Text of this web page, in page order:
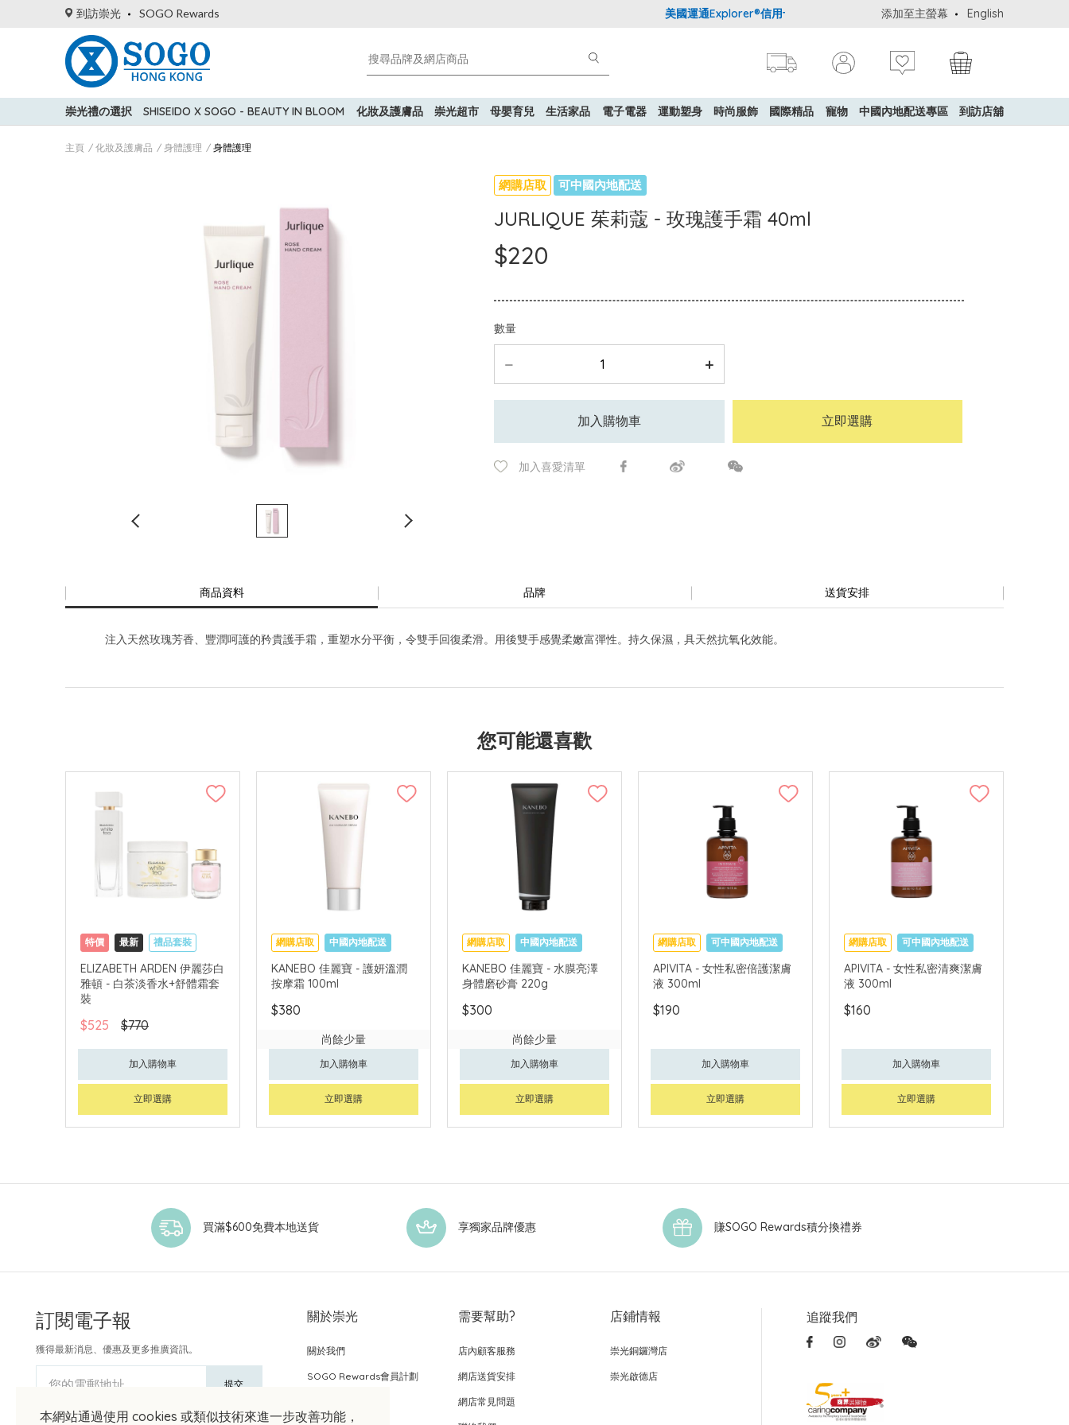
到訪崇光 SOGO Rewards 美國運通Explorer®信用卡會員購物禮遇：高達5%簽賬回贈！ 購買一般貨品(冷凍
添加至主螢幕 English
崇光禮の選択 SHISEIDO X SOGO - BEAUTY IN BLOOM 化妝及護膚品 崇光超市 母嬰育兒 生活家品 電子電器 運動塑身 時尚服飾 國際精品 寵物 中國內地配送專區 到訪店舖
主頁 化妝及護膚品 身體護理 身體護理
網購店取 可中國內地配送
JURLIQUE 茱莉蔻 - 玫瑰護手霜 40ml
$220
數量
加入購物車 立即選購
加入喜愛清單
商品資料 品牌 送貨安排
注入天然玫瑰芳香、豐潤呵護的矜貴護手霜，重塑水分平衡，令雙手回復柔滑。用後雙手感覺柔嫩富彈性。持久保濕，具天然抗氧化效能。
您可能還喜歡
特價 最新
禮品套裝
網購店取
可中國內地配送
ELIZABETH ARDEN 伊麗莎白
雅頓 - 白茶淡香水+舒體霜套
裝
$525 $770
加入購物車
立即選購
網購店取 中國內地配送
KANEBO 佳麗寶 - 護妍溫潤
按摩霜 100ml
$380
尚餘少量
加入購物車
立即選購
網購店取 中國內地配送
KANEBO 佳麗寶 - 水膜亮澤
身體磨砂膏 220g
$300
尚餘少量
加入購物車
立即選購
網購店取 可中國內地配送
APIVITA - 女性私密倍護潔膚
液 300ml
$190
加入購物車
立即選購
網購店取 可中國內地配送
APIVITA - 女性私密清爽潔膚
液 300ml
$160
加入購物車
立即選購
本網站通過使用 cookies 或類似技術來進一步改善功能，
買滿$600免費本地送貨 享獨家品牌優惠 賺SOGO Rewards積分換禮券
訂閱電子報
獲得最新消息、優惠及更多推廣資訊。
您的電郵地址 提交
關於崇光
關於我們
SOGO Rewards會員計劃
需要幫助?
店內顧客服務
網店送貨安排
網店常見問題
店鋪情報
崇光銅鑼灣店
崇光啟德店
追蹤我們